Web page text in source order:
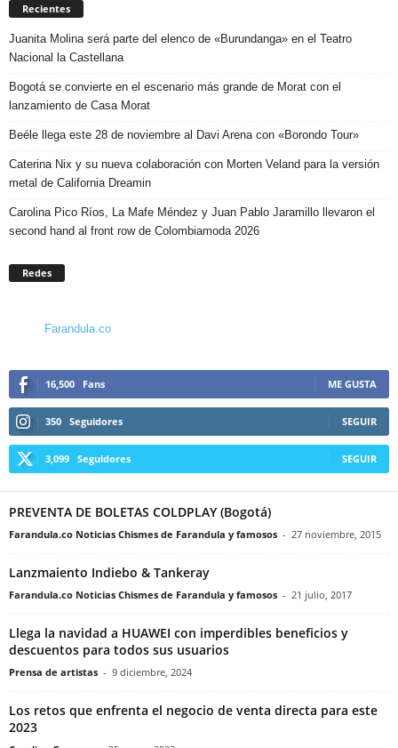
Recientes
Juanita Molina será parte del elenco de «Burundanga» en el Teatro
Nacional la Castellana
Bogotá se convierte en el escenario más grande de Morat con el
lanzamiento de Casa Morat
Beéle llega este 28 de noviembre al Davi Arena con «Borondo Tour»
Caterina Nix y su nueva colaboración con Morten Veland para la versión
metal de California Dreamin
Carolina Pico Ríos, La Mafe Méndez y Juan Pablo Jaramillo llevaron el
second hand al front row de Colombiamoda 2026
Redes
Farandula.co
16,500 Fans ME GUSTA
350 Seguidores SEGUIR
3,099 Seguidores SEGUIR
PREVENTA DE BOLETAS COLDPLAY (Bogotá)
Farandula.co Noticias Chismes de Farandula y famosos - 27 noviembre, 2015
Lanzmaiento Indiebo & Tankeray
Farandula.co Noticias Chismes de Farandula y famosos - 21 julio, 2017
Llega la navidad a HUAWEI con imperdibles beneficios y
descuentos para todos sus usuarios
Prensa de artistas - 9 diciembre, 2024
Los retos que enfrenta el negocio de venta directa para este
2023